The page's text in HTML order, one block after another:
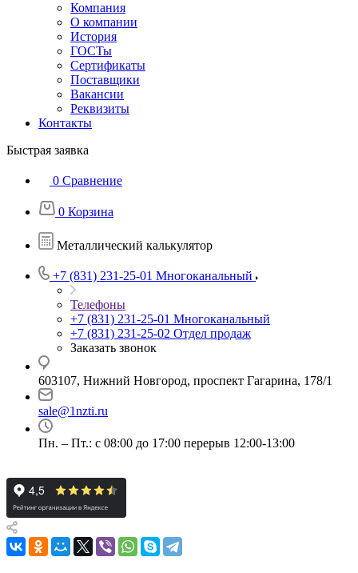
Компания
О компании
История
ГОСТы
Сертификаты
Поставщики
Вакансии
Реквизиты
Контакты
Быстрая заявка
0 Сравнение
0 Корзина
Металлический калькулятор
+7 (831) 231-25-01 Многоканальный
Телефоны
+7 (831) 231-25-01 Многоканальный
+7 (831) 231-25-02 Отдел продаж
Заказать звонок
603107, Нижний Новгород, проспект Гагарина, 178/1
sale@1nzti.ru
Пн. – Пт.: с 08:00 до 17:00 перерыв 12:00-13:00